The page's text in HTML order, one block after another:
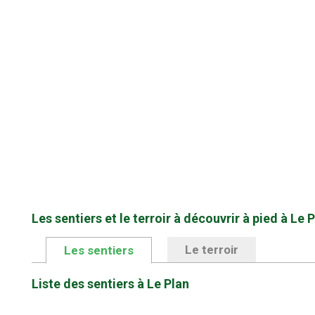
Les sentiers et le terroir à découvrir à pied à Le
Les sentiers Le terroir
Liste des sentiers à Le Plan